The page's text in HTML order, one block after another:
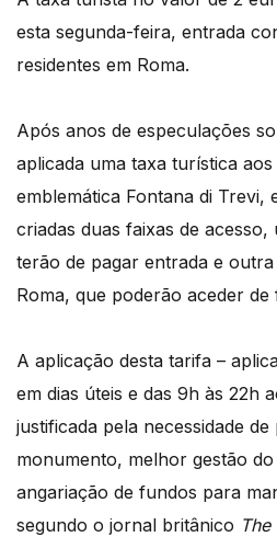
esta segunda-feira, entrada
residentes em Roma.
Após anos de especulações
aplicada uma taxa turística aos
emblemática Fontana di Trevi,
criadas duas faixas de
terão de pagar entrada e
Roma, que poderão aceder
A aplicação desta tarifa –
em dias úteis e das 9h às 22h
justificada pela necessidade
monumento, melhor gestão
angariação de fundos para
segundo o jornal britânico